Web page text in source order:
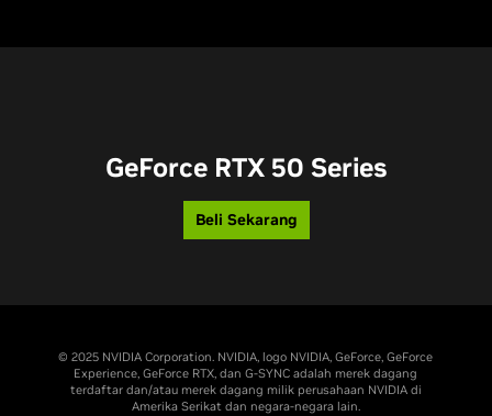
GeForce RTX 50 Series
Beli Sekarang
© 2025 NVIDIA Corporation. NVIDIA, logo NVIDIA, GeForce, GeForce
Experience, GeForce RTX, dan G-SYNC adalah merek dagang
terdaftar dan/atau merek dagang milik perusahaan NVIDIA di
Amerika Serikat dan negara-negara lain.